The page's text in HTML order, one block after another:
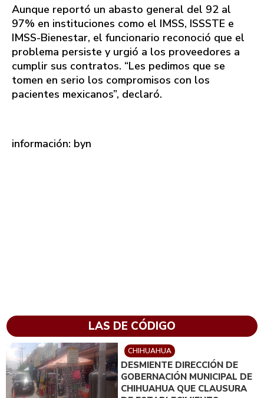
Aunque reportó un abasto general del 92 al
97% en instituciones como el IMSS, ISSSTE e
IMSS-Bienestar, el funcionario reconoció que el
problema persiste y urgió a los proveedores a
cumplir sus contratos. “Les pedimos que se
tomen en serio los compromisos con los
pacientes mexicanos”, declaró.
información: byn
LAS DE CÓDIGO
CHIHUAHUA
DESMIENTE DIRECCIÓN DE
GOBERNACIÓN MUNICIPAL DE
CHIHUAHUA QUE CLAUSURA